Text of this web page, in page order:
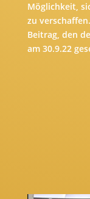
Möglichkeit,
zu
Beitrag, den
am 30.9.22